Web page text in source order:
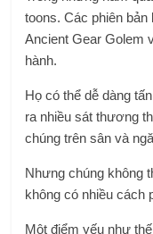
toons. Các phiên
Ancient Gear Golem
hành.
Họ có thể dễ dàng
ra nhiều sát thương
chúng trên sân và
Nhưng chúng không
không có nhiều cách
Một điểm yếu như